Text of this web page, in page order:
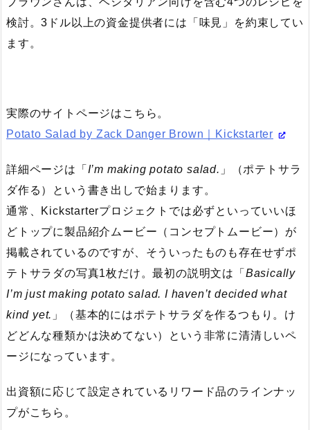
検討。3ドル以上の資金提供者には「味見」を約束してい
ます。
実際のサイトページはこちら。
Potato Salad by Zack Danger Brown｜Kickstarter
詳細ページは「 I’m making potato salad. 」（ポテトサラ
ダ作る）という書き出しで始まります。
通常、Kickstarterプロジェクトでは必ずといっていいほ
どトップに製品紹介ムービー（コンセプトムービー）が
掲載されているのですが、そういったものも存在せずポ
テトサラダの写真1枚だけ。最初の説明文は「 Basically
I’m just making potato salad. I haven’t decided what
kind yet. 」（基本的にはポテトサラダを作るつもり。け
どどんな種類かは決めてない）という非常に清清しいペ
ージになっています。
出資額に応じて設定されているリワード品のラインナッ
プがこちら。